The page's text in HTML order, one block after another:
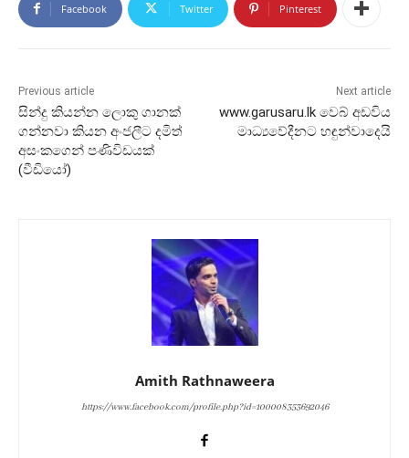
Facebook Twitter Pinterest
Previous article
සින්දු කියන්න ලොකු ගානක්
ගන්නවා කියන අංජලීට දමිත්
අසංකගෙන් පණිවිඩයක්
(වීඩියෝ)
Next article
www.garusaru.lk වෙබ් අඩවිය
මාධ්‍යවේදීනට හඳුන්වාදෙයි
Amith Rathnaweera
https://www.facebook.com/profile.php?id=100008353692046